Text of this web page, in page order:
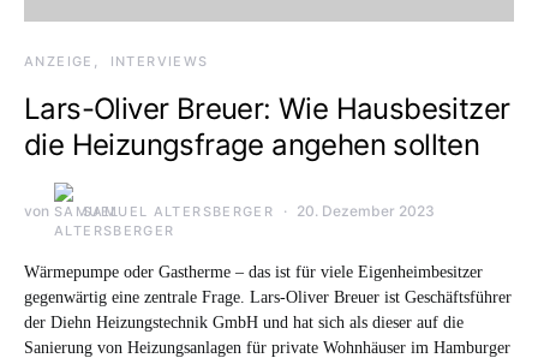
ANZEIGE INTERVIEWS
Lars-Oliver Breuer: Wie Hausbesitzer
die Heizungsfrage angehen sollten
von SAMUEL ALTERSBERGER 20. Dezember 2023
Wärmepumpe oder Gastherme – das ist für viele Eigenheimbesitzer
gegenwärtig eine zentrale Frage. Lars-Oliver Breuer ist Geschäftsführer
der Diehn Heizungstechnik GmbH und hat sich als dieser auf die
Sanierung von Heizungsanlagen für private Wohnhäuser im Hamburger